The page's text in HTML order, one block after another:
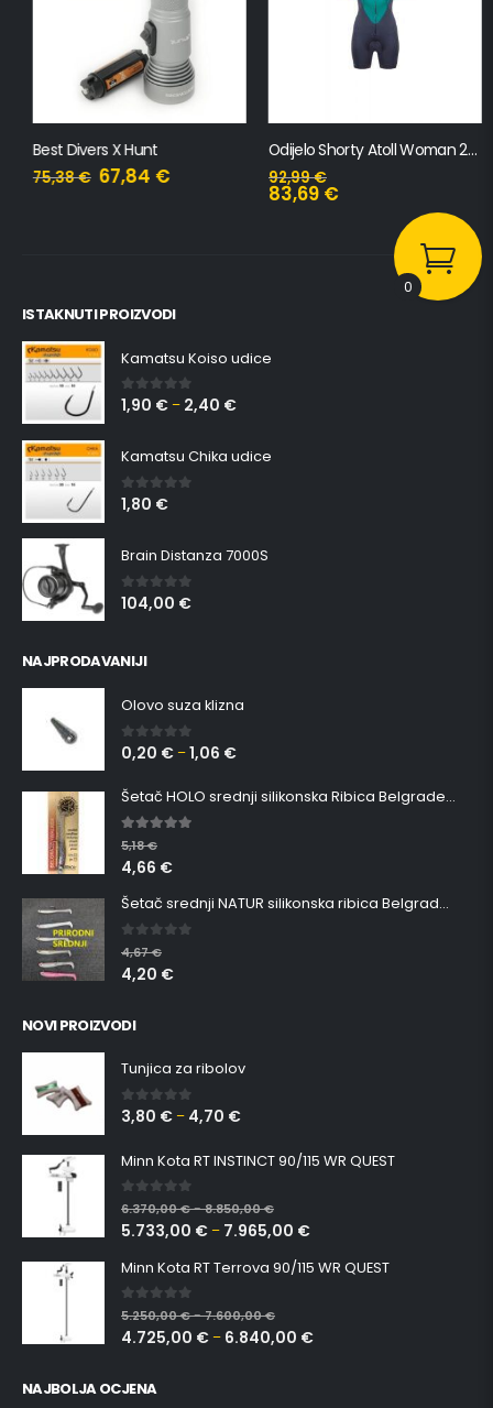
Best Divers X Hunt
75,38€ 67,84€
Odijelo Shorty Atoll Woman 2mm
92,99€
83,69€
ISTAKNUTI PROIZVODI
Kamatsu Koiso udice
0out of 5
1,90 € – 2,40 €
Kamatsu Chika udice
0out of 5
1,80 €
Brain Distanza 7000S
0out of 5
104,00 €
NAJPRODAVANIJI
Olovo suza klizna
0out of 5
0,20 € – 1,06 €
Šetač HOLO srednji silikonska Ribica Belgrade Walker
5.00out of 5
5,18€
4,66 €
Šetač srednji NATUR silikonska ribica Belgrade Walker
0out of 5
4,67€
4,20 €
NOVI PROIZVODI
Tunjica za ribolov
0out of 5
3,80 € – 4,70 €
Minn Kota RT INSTINCT 90/115 WR QUEST
0out of 5
6.370,00€ 8.850,00€
5.733,00 € – 7.965,00 €
Minn Kota RT Terrova 90/115 WR QUEST
0out of 5
5.250,00€ 7.600,00€
4.725,00 € 6.840,00 €
NAJBOLJA OCJENA
0